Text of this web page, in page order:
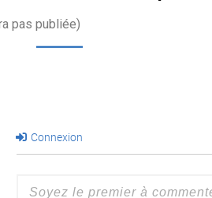
pas publiée)
Connexion